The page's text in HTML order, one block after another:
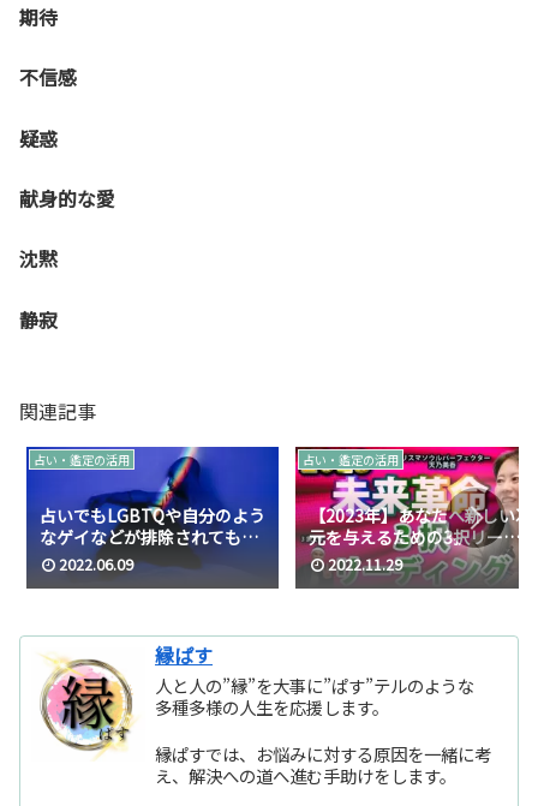
期待
不信感
疑惑
献身的な愛
沈黙
静寂
関連記事
占い・鑑定の活用
占いでもLGBTQや自分のよう
なゲイなどが排除されてもい
るという話
2022.06.09
占い・鑑定の活用
【2023年】あなたへ新しい次
元を与えるための3択リーデ
ィング☆逢うだけで未来革
命！カリスマソウルパーフェ
2022.11.29
縁ぱす
人と人の”縁”を大事に”ぱす”テルのような
多種多様の人生を応援します。
縁ぱすでは、お悩みに対する原因を一緒に考
え、解決への道へ進む手助けをします。